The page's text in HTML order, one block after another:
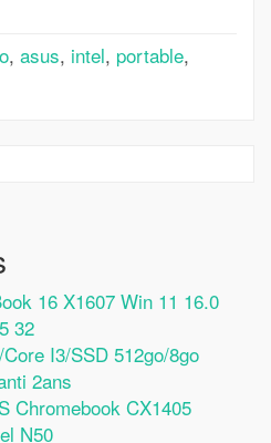
, asus, intel, portable,
16 X1607 Win 11 16.0
32
I3/SSD 512go/8go
2ans
Chromebook CX1405
N50